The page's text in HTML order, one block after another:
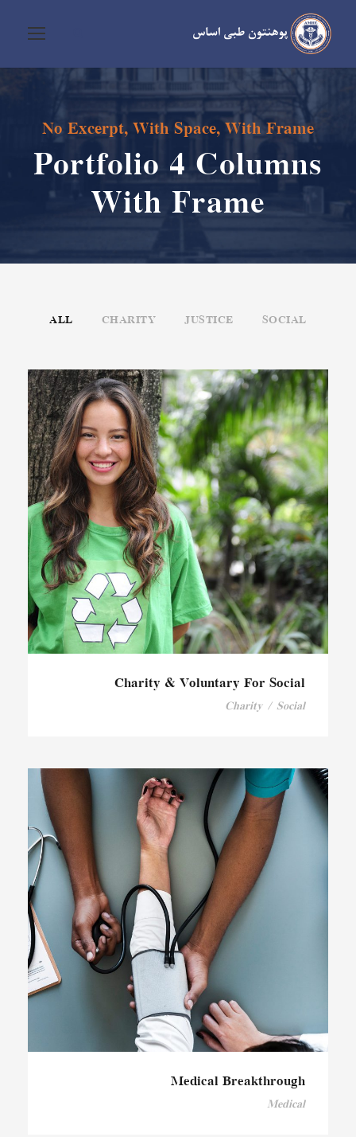
No Excerpt, With Space, With Frame
Portfolio 4 Columns
With Frame
ALL CHARITY JUSTICE SOCIAL
Charity & Voluntary For Social
Charity / Social
Medical Breakthrough
Medical